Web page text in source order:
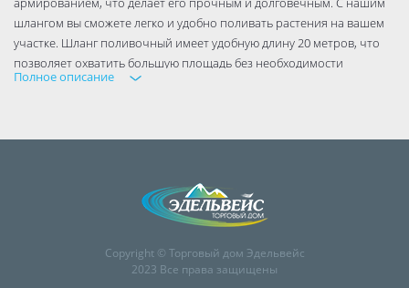
шлангом вы сможете легко и удобно поливать растения на вашем
участке. Шланг поливочный имеет удобную длину 20 метров, что
позволяет охватить большую площадь без необходимости
постоянного перемещения.
Полное описание
Copyright © Торговый дом Эдельвейс
2023 Все права защищены